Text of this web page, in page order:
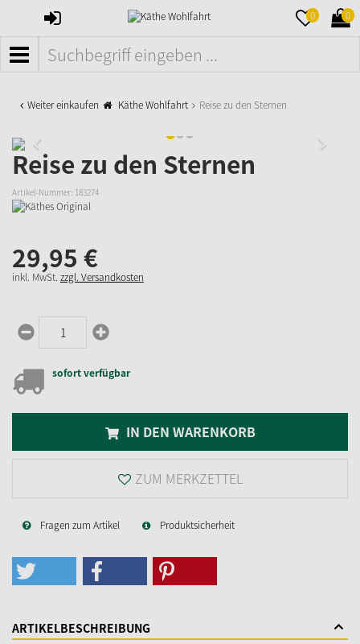
ANMELDEN 0 0
MENÜ
Weiter einkaufen Käthe Wohlfahrt Reise zu den Sternen
Reise zu den Sternen
Artikel-Nummer: 183274
29,95 €
inkl. MwSt. zzgl. Versandkosten
sofort verfügbar
IN DEN WARENKORB
ZUM MERKZETTEL
Fragen zum Artikel Produktsicherheit
ARTIKELBESCHREIBUNG